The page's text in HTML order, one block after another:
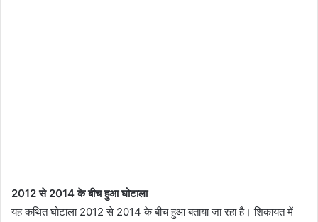
2012 से 2014 के बीच हुआ घोटाला
यह कथित घोटाला 2012 से 2014 के बीच हुआ बताया जा रहा है। शिकायत में